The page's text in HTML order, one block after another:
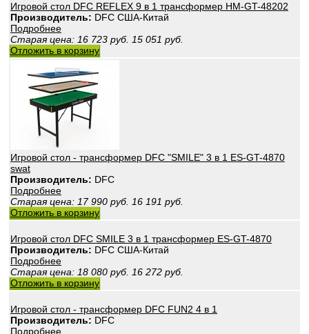
Игровой стол DFC REFLEX 9 в 1 трансформер HM-GT-48202
Производитель: DFС США-Китай
Подробнее
Старая цена: 16 723 руб. 15 051 руб.
Отложить в корзину
Игровой стол - трансформер DFC "SMILE" 3 в 1 ES-GT-4870
swat
Производитель: DFC
Подробнее
Старая цена: 17 990 руб. 16 191 руб.
Отложить в корзину
Игровой стол DFC SMILE 3 в 1 трансформер ES-GT-4870
Производитель: DFС США-Китай
Подробнее
Старая цена: 18 080 руб. 16 272 руб.
Отложить в корзину
Игровой стол - трансформер DFC FUN2 4 в 1
Производитель: DFC
Подробнее